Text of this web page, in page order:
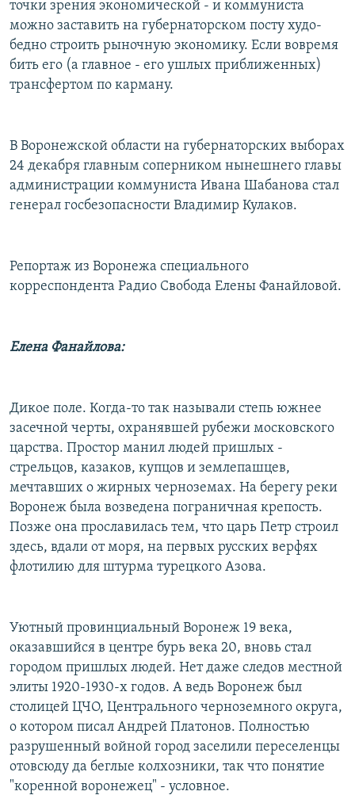
точки зрения экономической - и коммуниста
можно заставить на губернаторском посту худо-
бедно строить рыночную экономику. Если вовремя
бить его (а главное - его ушлых приближенных)
трансфертом по карману.
В Воронежской области на губернаторских выборах
24 декабря главным соперником нынешнего главы
администрации коммуниста Ивана Шабанова стал
генерал госбезопасности Владимир Кулаков.
Репортаж из Воронежа специального
корреспондента Радио Свобода Елены Фанайловой.
Елена Фанайлова:
Дикое поле. Когда-то так называли степь южнее
засечной черты, охранявшей рубежи московского
царства. Простор манил людей пришлых -
стрельцов, казаков, купцов и землепашцев,
мечтавших о жирных черноземах. На берегу реки
Воронеж была возведена пограничная крепость.
Позже она прославилась тем, что царь Петр строил
здесь, вдали от моря, на первых русских верфях
флотилию для штурма турецкого Азова.
Уютный провинциальный Воронеж 19 века,
оказавшийся в центре бурь века 20, вновь стал
городом пришлых людей. Нет даже следов местной
элиты 1920-1930-х годов. А ведь Воронеж был
столицей ЦЧО, Центрального черноземного округа,
о котором писал Андрей Платонов. Полностью
разрушенный войной город заселили переселенцы
отовсюду да беглые колхозники, так что понятие
"коренной воронежец" - условное.